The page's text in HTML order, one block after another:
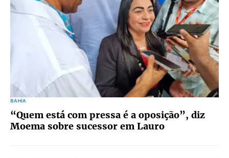
BAHIA
“Quem está com pressa é a oposição”, diz
Moema sobre sucessor em Lauro